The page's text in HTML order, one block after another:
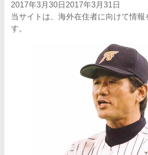
2017年3月30日2017年3月31日
当サイトは、海外在住者に向けて情報
す。